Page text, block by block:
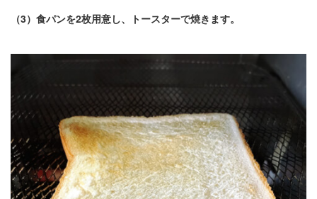
（3）食パンを2枚用意し、トースターで焼きます。